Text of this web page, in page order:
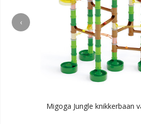
‹
Migoga Jungle knikkerbaan